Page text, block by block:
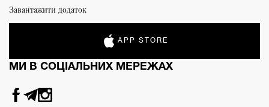
Завантажити додаток
APP STORE
МИ В СОЦІАЛЬНИХ МЕРЕЖАХ